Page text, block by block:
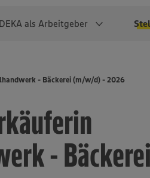
als Arbeitgeber
Direkteinstieg
Noch Fragen?
Überblick
EDEKA Foodservice
EDEKA-
- Bäckerei (m/w/d) - 2026
-